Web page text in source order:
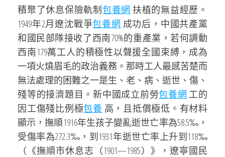
積聚了休息保險軌制包養網 扶植的無益經歷。
1949年2月遼沈戰爭包養網 成功后，中國共產黨
和國民部隊接收了西南70%的重產業，若何調動
西南179萬工人的積極性以聲援全國束縛，成為
一項火燒眉毛的政治義務。那時工人最感苦楚而
無法處理的困難之一是生、老、病、逝世、傷、
殘等的接濟題目。新中國成立前勞包養網 工的
因工傷殘比例極包養 高，且抵償極低。有材料
顯示，撫順1916年生孩子變亂逝世亡率為58.5‰，
受傷率為272.3‰，到1931年逝世亡率上升到118‰
（《撫順市休息志（1901—1985）》，遼寧國民